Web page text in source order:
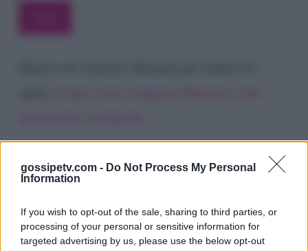
gossipetv.com - Do Not Process My Personal
Information
If you wish to opt-out of the sale, sharing to third parties, or
processing of your personal or sensitive information for
targeted advertising by us, please use the below opt-out